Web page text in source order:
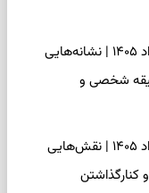
فال اسم امروز جمعه ۱۶ مرداد ۱۴۰۵ | نشانه‌هایی
شخصی و
فال چای امروز جمعه ۱۶ مرداد ۱۴۰۵ | نقش‌هایی